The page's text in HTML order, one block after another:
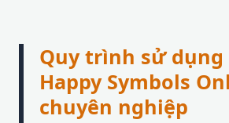
Quy trình sử dụng
Happy Symbols
chuyên nghiệp